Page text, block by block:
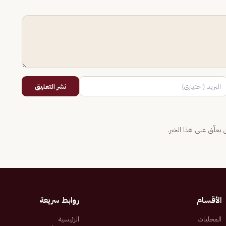
نشر التعليق
على هذا الخبر.
الأقسام
المحليات
روابط سريعة
الرئيسية